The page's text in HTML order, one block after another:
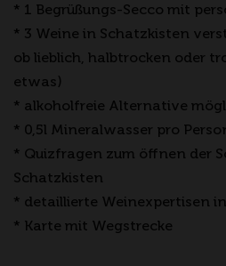
* 1 Begrüßungs-Secco mit
* 3 Weine in Schatzkisten
ob lieblich, halbtrocken oder
etwas)
* alkoholfreie Alternative
* 0,5l Mineralwasser pro
* Quizfragen zum öffnen der
Schatzkisten
* detaillierte Weinexpertisen
* Karte mit Wegstrecke